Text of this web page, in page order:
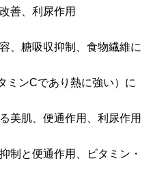
善、利尿作用
、糖吸収抑制、食物繊維に
ミンCであり熱に強い）に
美肌、便通作用、利尿作用
制と便通作用、ビタミン・